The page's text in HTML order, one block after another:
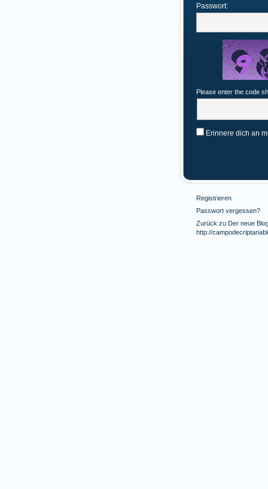
Passwort:
Please enter the code
Erinnere dich an
Registrieren
Passwort vergessen?
Zurück zu Der neue
http://